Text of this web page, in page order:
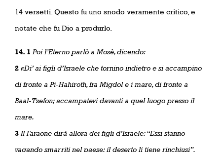
14 versetti. Questo fu uno snodo veramente critico, e
notate che fu Dio a produrlo.
14. 1 Poi l’Eterno parlò a Mosè, dicendo:
2 «Di’ ai figli d’Israele che tornino indietro e si accampino
di fronte a Pi-Hahiroth, fra Migdol e i mare, di fronte a
Baal-Tsefon; accampatevi davanti a quel luogo presso il
mare.
3 Il Faraone dirà allora dei figli d’Israele: “Essi stanno
vagando smarriti nel paese; il deserto li tiene rinchiusi”.